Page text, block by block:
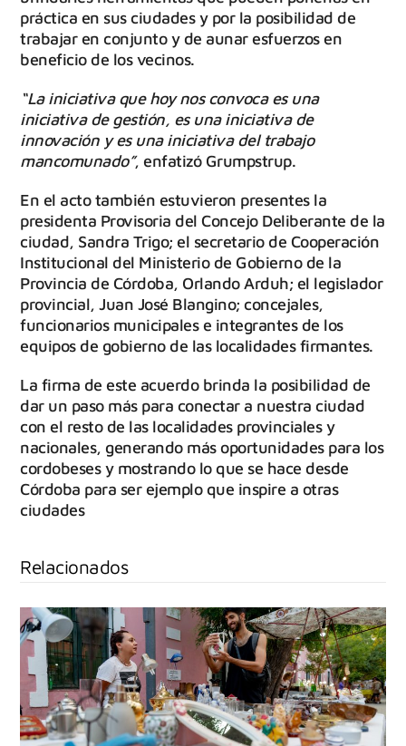
práctica en sus ciudades y por la posibilidad de
trabajar en conjunto y de aunar esfuerzos en
beneficio de los vecinos.
“La iniciativa que hoy nos convoca es una
iniciativa de gestión, es una iniciativa de
innovación y es una iniciativa del trabajo
mancomunado”, enfatizó Grumpstrup.
En el acto también estuvieron presentes la
presidenta Provisoria del Concejo Deliberante de la
ciudad, Sandra Trigo; el secretario de Cooperación
Institucional del Ministerio de Gobierno de la
Provincia de Córdoba, Orlando Arduh; el legislador
provincial, Juan José Blangino; concejales,
funcionarios municipales e integrantes de los
equipos de gobierno de las localidades firmantes.
La firma de este acuerdo brinda la posibilidad de
dar un paso más para conectar a nuestra ciudad
con el resto de las localidades provinciales y
nacionales, generando más oportunidades para los
cordobeses y mostrando lo que se hace desde
Córdoba para ser ejemplo que inspire a otras
ciudades
Relacionados